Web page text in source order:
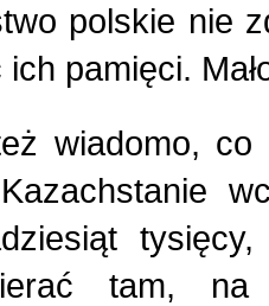
polskie nie
pamięci.
wiadomo, co
tam, na